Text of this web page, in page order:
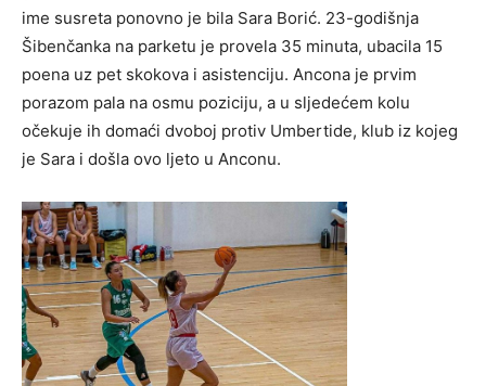
ime susreta ponovno je bila Sara Borić. 23-godišnja
Šibenčanka na parketu je provela 35 minuta, ubacila 15
poena uz pet skokova i asistenciju. Ancona je prvim
porazom pala na osmu poziciju, a u sljedećem kolu
očekuje ih domaći dvoboj protiv Umbertide, klub iz kojeg
je Sara i došla ovo ljeto u Anconu.